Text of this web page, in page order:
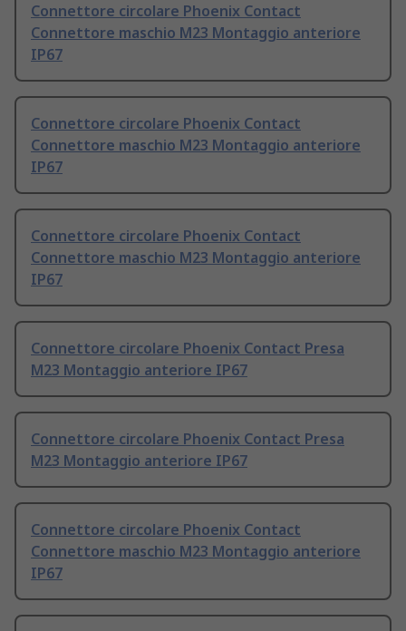
Connettore circolare Phoenix Contact
Connettore maschio M23 Montaggio anteriore
IP67
Connettore circolare Phoenix Contact
Connettore maschio M23 Montaggio anteriore
IP67
Connettore circolare Phoenix Contact
Connettore maschio M23 Montaggio anteriore
IP67
Connettore circolare Phoenix Contact Presa
M23 Montaggio anteriore IP67
Connettore circolare Phoenix Contact Presa
M23 Montaggio anteriore IP67
Connettore circolare Phoenix Contact
Connettore maschio M23 Montaggio anteriore
IP67